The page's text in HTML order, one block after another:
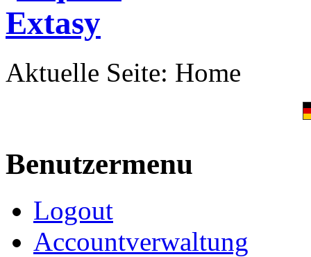
Aktuelle Seite: Home
Benutzermenu
Logout
Accountverwaltung